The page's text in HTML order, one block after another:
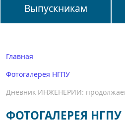
Выпускникам
Главная
Фотогалерея НГПУ
Дневник ИНЖЕНЕРИИ:
ФОТОГАЛЕРЕЯ НГПУ